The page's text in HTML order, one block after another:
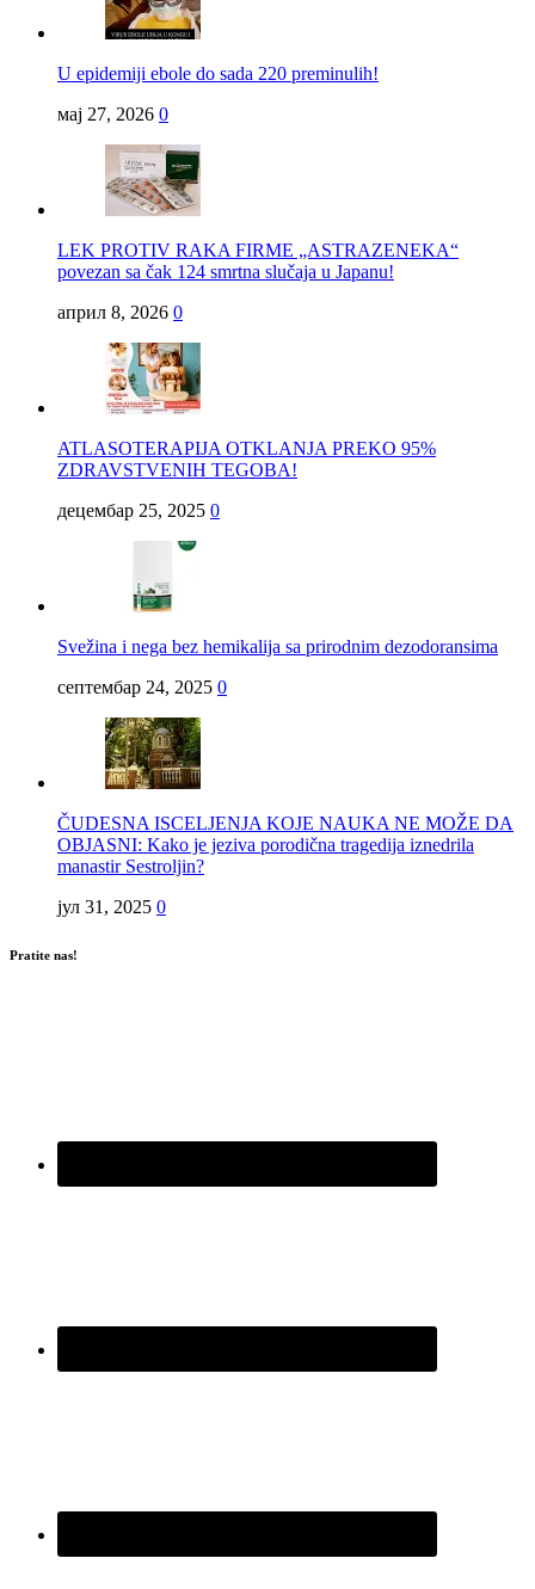
U epidemiji ebole do sada 220 preminulih!
мај 27, 2026 0
LEK PROTIV RAKA FIRME „ASTRAZENEKA“
povezan sa čak 124 smrtna slučaja u Japanu!
април 8, 2026 0
ATLASOTERAPIJA OTKLANJA PREKO 95%
ZDRAVSTVENIH TEGOBA!
децембар 25, 2025 0
Svežina i nega bez hemikalija sa prirodnim dezodoransima
септембар 24, 2025 0
ČUDESNA ISCELJENJA KOJE NAUKA NE MOŽE DA
OBJASNI: Kako je jeziva porodična tragedija iznedrila
manastir Sestroljin?
јул 31, 2025 0
Pratite nas!